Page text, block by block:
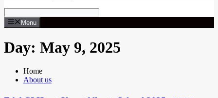
Menu
Day: May 9, 2025
Home
About us